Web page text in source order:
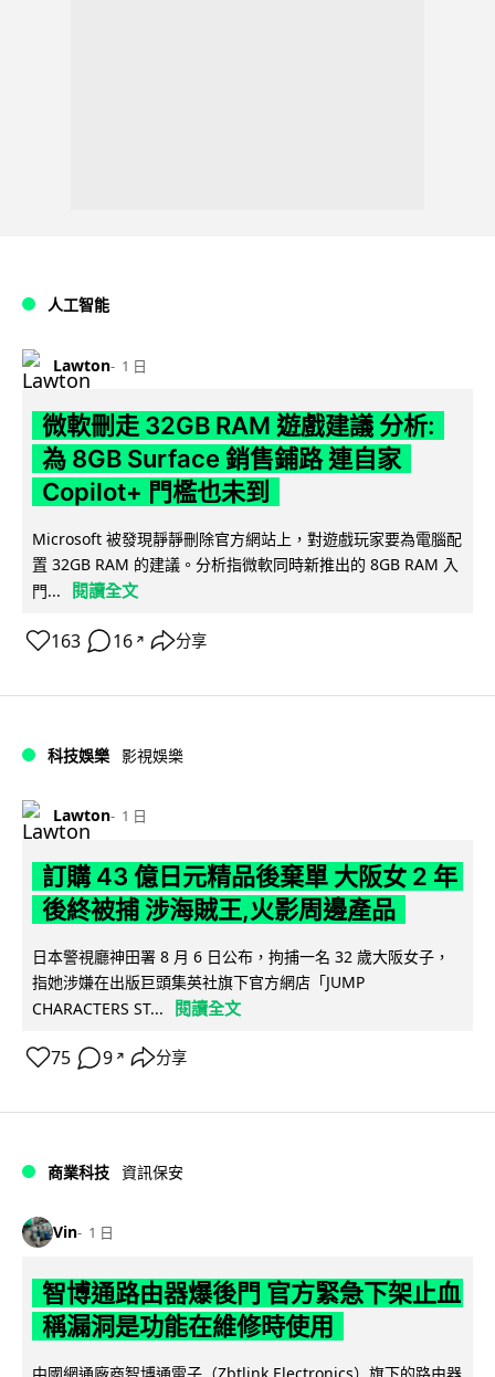
人工智能
Lawton 1 日
微軟刪走 32GB RAM 遊戲建議 分析:
為 8GB Surface 銷售鋪路 連自家
Copilot+ 門檻也未到
Microsoft 被發現靜靜刪除官方網站上，對遊戲玩家要為電腦配
置 32GB RAM 的建議。分析指微軟同時新推出的 8GB RAM 入
門...
閱讀全文
163 16 ↗ 分享
科技娛樂 影視娛樂
Lawton 1 日
訂購 43 億日元精品後棄單 大阪女 2 年
後終被捕 涉海賊王,火影周邊產品
日本警視廳神田署 8 月 6 日公布，拘捕一名 32 歲大阪女子，
指她涉嫌在出版巨頭集英社旗下官方網店「JUMP
CHARACTERS ST...
閱讀全文
75 9 ↗ 分享
商業科技 資訊保安
Vin 1 日
智博通路由器爆後門 官方緊急下架止血
稱漏洞是功能在維修時使用
中國網通廠商智博通電子（Zbtlink Electronics）旗下的路由器